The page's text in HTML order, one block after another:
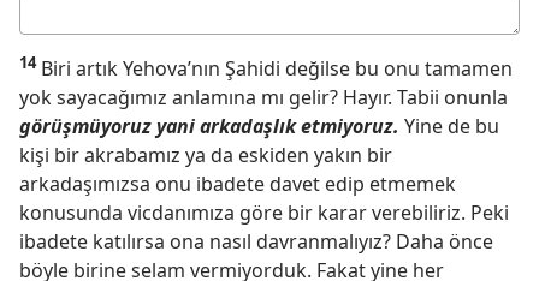
14Biri artık Yehova’nın Şahidi değilse bu onu tamamen
yok sayacağımız anlamına mı gelir? Hayır. Tabii onunla
görüşmüyoruz yani arkadaşlık etmiyoruz. Yine de bu
kişi bir akrabamız ya da eskiden yakın bir
arkadaşımızsa onu ibadete davet edip etmemek
konusunda vicdanımıza göre bir karar verebiliriz. Peki
ibadete katılırsa ona nasıl davranmalıyız? Daha önce
böyle birine selam vermiyorduk. Fakat yine her